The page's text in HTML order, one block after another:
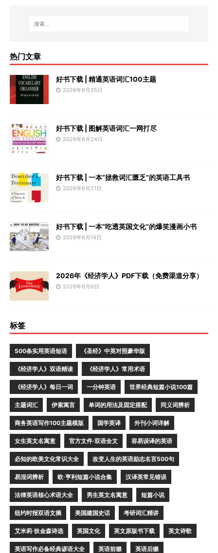
热门文章
好书下载 | 精通英语词汇100主题
2026年6月25日
好书下载 | 图解英语词汇一网打尽
2026年6月24日
好书下载 | 一本“拯救词汇匮乏”的英语工具书
2026年6月21日
好书下载 | 一本“吃透英国文化”的爆笑漫画小书
2026年6月14日
2026年《经济学人》PDF下载（免费渠道分享）
2026年6月6日
标签
500条实用英语短语 《圣经》中英对照豪华版
《经济学人》双语精读 《经济学人》常用术语
《经济学人》每日一词 一分钟英语 世界经典短篇小说100篇
主题词汇 伊索寓言 单词的用法及固定搭配 同义词辨析
商务英语写作100主题模版 国学英译 外刊小词详解
女生英文名寓意 官方文件·双语全文 容易误译的英语
必知的欧美文化常识大全 改变人生的英语励志名言500句
易混词辨析 欧·亨利短篇小说合集 汉译英常见错误
法律英语核心术语大全 男生英文名寓意 短篇小说
纽约时报双语文摘 美国建国史话 考研词汇精讲
艾米莉·狄金森诗选 英国文化 英文原版书下载 英文诗歌
英语写作必备经典谚语大全 英语前缀 英语后缀